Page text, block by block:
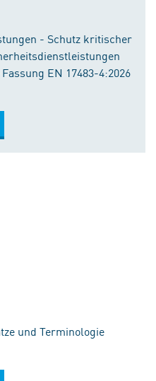
- Schutz kritischer
EN 17483-4:2026
und Terminologie